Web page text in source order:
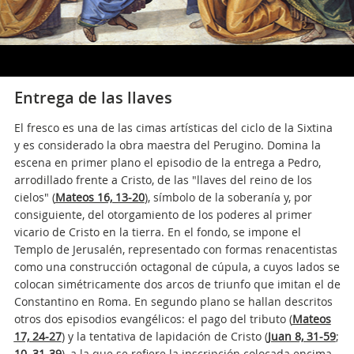
Entrega de las llaves
El fresco es una de las cimas artísticas del ciclo de la Sixtina
y es considerado la obra maestra del Perugino. Domina la
escena en primer plano el episodio de la entrega a Pedro,
arrodillado frente a Cristo, de las "llaves del reino de los
cielos" (Mateos 16, 13-20), símbolo de la soberanía y, por
consiguiente, del otorgamiento de los poderes al primer
vicario de Cristo en la tierra. En el fondo, se impone el
Templo de Jerusalén, representado con formas renacentistas
como una construcción octagonal de cúpula, a cuyos lados se
colocan simétricamente dos arcos de triunfo que imitan el de
Constantino en Roma. En segundo plano se hallan descritos
otros dos episodios evangélicos: el pago del tributo (Mateos
17, 24-27) y la tentativa de lapidación de Cristo (Juan 8, 31-59;